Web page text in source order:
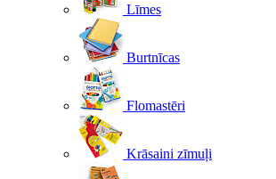
Līmes
Burtnīcas
Flomastēri
Krāsaini zīmuļi